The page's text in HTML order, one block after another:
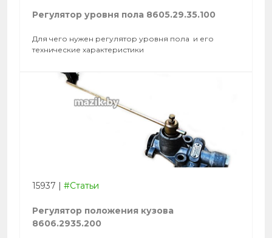
Регулятор уровня пола 8605.29.35.100
Для чего нужен регулятор уровня пола и его
технические характеристики
15937 | #Статьи
Регулятор положения кузова
8606.2935.200